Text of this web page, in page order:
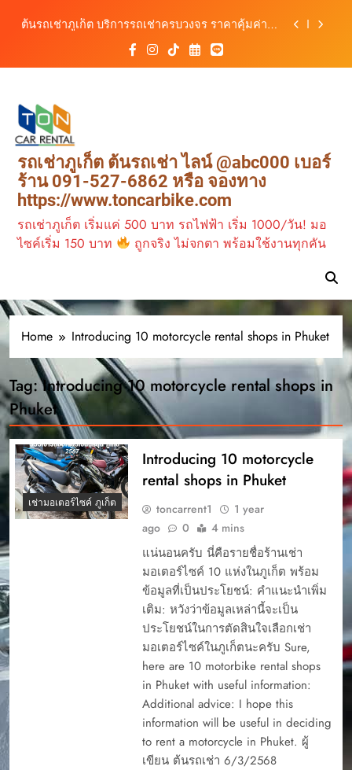
ต้นรถเช่าภูเก็ต บริการรถเช่าครบวงจร ราคาคุ้มค่า
เช่ารถมอเตอร์ไซค์ภูเก็ต กับต้นรถเช่า เดินทาง
สะดวก ราคาประหยัด เริ่มต้นเพียง 150 บาท/วัน
เลือกหลากหลาย พร้อมบริการ 24 ชั่วโมง
วิเคราะห์ตลาดรถเช่าภูเก็ต 3 เดือนข้างหน้า:
สิงหาคม–ตุลาคม 2569
ต้นรถเช่าภูเก็ต บริการรถเช่าครบวงจร ราคาคุ้มค่า
เดินทางสะดวกทุกเส้นทาง
เช่ารถมอเตอร์ไซค์ภูเก็ต กับต้นรถเช่า เดินทาง
สะดวก ราคาประหยัด เริ่มต้นเพียง 150 บาท/วัน
รถเช่าภูเก็ต ต้นรถเช่า ไลน์ @abc000 เบอร์
ร้าน 091-527-6862 หรือ จองทาง
https://www.toncarbike.com
รถเช่าภูเก็ต เริ่มแค่ 500 บาท รถไฟฟ้า เริ่ม 1000/วัน! มอ
ไซค์เริ่ม 150 บาท
ถูกจริง ไม่จกตา พร้อมใช้งานทุกคัน
Home Introducing 10 motorcycle rental shops in Phuket
Tag:Introducing 10 motorcycle rental shops in
Phuket
เช่ามอเตอร์ไซค์ ภูเก็ต
Introducing 10 motorcycle
rental shops in Phuket
toncarrent1
1 year
ago
0 4 mins
แน่นอนครับ นี่คือรายชื่อร้านเช่า
มอเตอร์ไซค์ 10 แห่งในภูเก็ต พร้อม
ข้อมูลที่เป็นประโยชน์: คำแนะนำเพิ่ม
เติม: หวังว่าข้อมูลเหล่านี้จะเป็น
ประโยชน์ในการตัดสินใจเลือกเช่า
มอเตอร์ไซค์ในภูเก็ตนะครับ Sure,
here are 10 motorbike rental shops
in Phuket with useful information:
Additional advice: I hope this
information will be useful in deciding
to rent a motorcycle in Phuket. ผู้
เขียน ต้นรถเช่า 6/3/2568